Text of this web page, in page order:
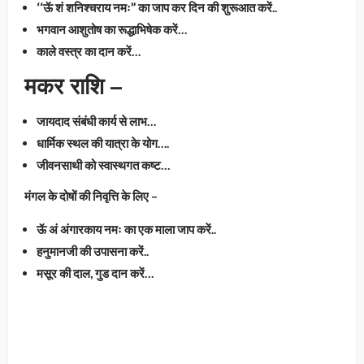
‘‘ऊॅ शं शनिश्चराय नमः’’ का जाप कर दिन की शुरूआत करें..
भगवान आशुतोष का रूद्धाभिषेक करें…
काले वस्त्र का दान करें…
मकर राशि –
जायदाद संबंधी कार्य से लाभ…
धार्मिक स्थल की यात्रा के योग….
जीवनसाथी को स्वास्थगत कष्ट…
मंगल के दोषों की निवृत्ति के लिए –
ऊॅ अं अंगारकाय नमः का एक माला जाप करें..
हनुमानजी की उपासना करें..
मसूर की दाल, गुड दान करें…